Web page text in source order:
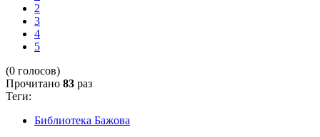
2
3
4
5
(0 голосов)
Прочитано 83 раз
Теги:
Библиотека Бажова